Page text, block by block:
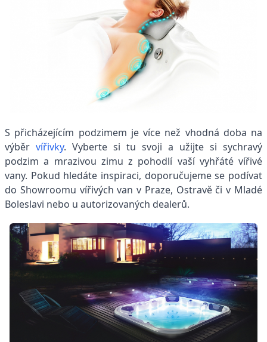
S přicházejícím podzimem je více než vhodná doba na
výběr vířivky. Vyberte si tu svoji a užijte si sychravý
podzim a mrazivou zimu z pohodlí vaší vyhřáté vířivé
vany. Pokud hledáte inspiraci, doporučujeme se podívat
do Showroomu vířivých van v Praze, Ostravě či v Mladé
Boleslavi nebo u autorizovaných dealerů.